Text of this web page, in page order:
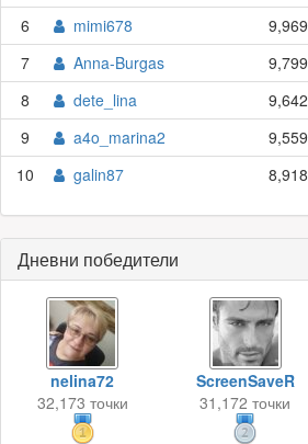
6
mimi678 9,969
7
Anna-Burgas 9,799
8
dete_lina 9,642
9
a4o_marina2 9,559
10
galin87 8,918
Дневни победители
nelina72
32,173 точки
ScreenSaveR
31,172 точки